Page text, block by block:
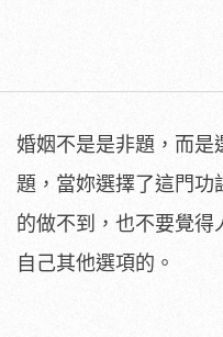
婚姻不是是非題，而是
題，當妳選擇了這門功
的做不到，也不要覺
自己其他選項的。